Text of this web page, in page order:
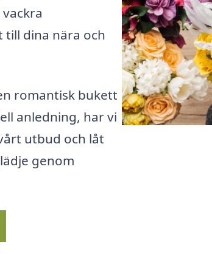
dina nära och
romantisk bukett
anledning, har vi
utbud och låt
genom